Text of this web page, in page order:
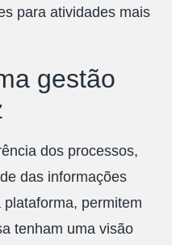
para atividades mais
gestão
dos processos,
das informações
permitem
tenham uma visão